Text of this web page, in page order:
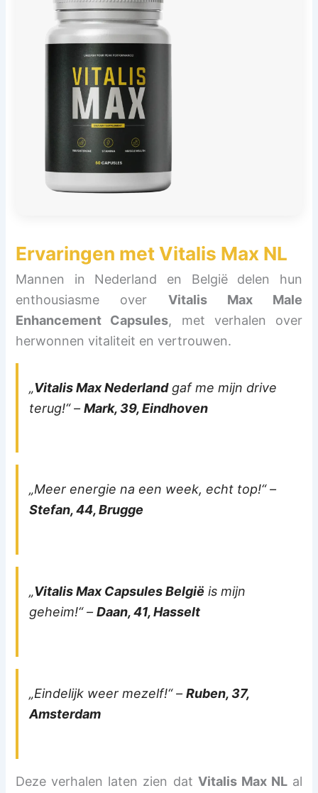
Ervaringen metVitalis Max NL
Mannen in Nederland en België delen hun
enthousiasme over Vitalis Max Male
Enhancement Capsules, met verhalen over
herwonnen vitaliteit en vertrouwen.
„Vitalis Max Nederlandgaf me mijn drive
terug!“ –Mark, 39, Eindhoven
„Meer energie na een week, echt top!“ –
Stefan, 44, Brugge
„Vitalis Max Capsules België is mijn
geheim!“ –Daan, 41, Hasselt
„Eindelijk weer mezelf!“ –Ruben, 37,
Amsterdam
Deze verhalen laten zien dat Vitalis Max NLal